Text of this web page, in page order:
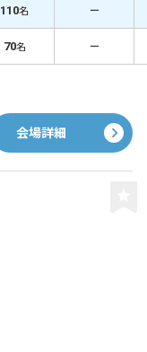
110名 －
70名 －
会場詳細